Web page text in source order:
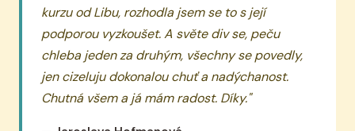
kurzu od Libu, rozhodla jsem se to s její
podporou vyzkoušet. A světe div se, peču
chleba jeden za druhým, všechny se povedly,
jen cizeluju dokonalou chuť a nadýchanost.
Chutná všem a já mám radost. Díky."